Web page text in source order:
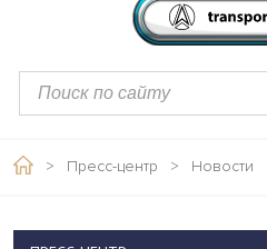
> Пресс-центр > Новости